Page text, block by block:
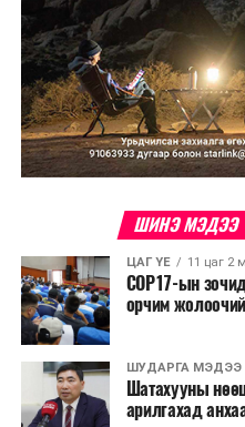
ШИНЭ МЭДЭЭ
ЦАГ ҮЕ 11 цаг 2
COP17-ын
орчим
ШУДАРГА МЭДЭЭ
Шатахууны
арилгахад